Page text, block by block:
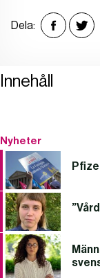
Dela:
Innehåll
Nyheter